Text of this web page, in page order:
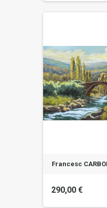
Francesc
290,00 €